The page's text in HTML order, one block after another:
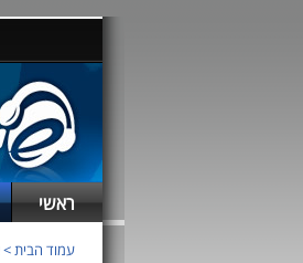
ראשי
עמוד הבית>